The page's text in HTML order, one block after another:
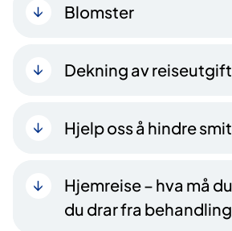
Blomster
Dekning av
Hjelp oss å hindre
Hjemreise – hva må
du drar fra